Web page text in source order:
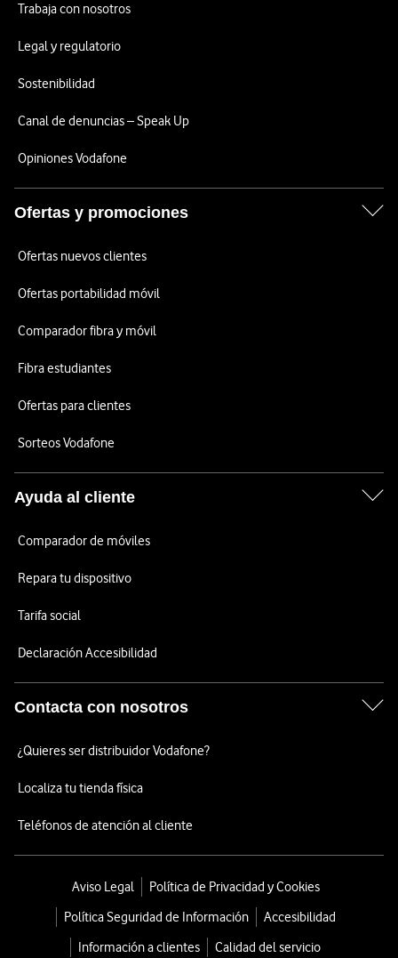
Trabaja con nosotros
Legal y regulatorio
Sostenibilidad
Canal de denuncias – Speak Up
Opiniones Vodafone
Ofertas y promociones
Ofertas nuevos clientes
Ofertas portabilidad móvil
Comparador fibra y móvil
Fibra estudiantes
Ofertas para clientes
Sorteos Vodafone
Ayuda al cliente
Comparador de móviles
Repara tu dispositivo
Tarifa social
Declaración Accesibilidad
Contacta con nosotros
¿Quieres ser distribuidor Vodafone?
Localiza tu tienda física
Teléfonos de atención al cliente
Aviso Legal
Política de Privacidad y Cookies
Política Seguridad de Información
Accesibilidad
Información a clientes
Calidad del servicio